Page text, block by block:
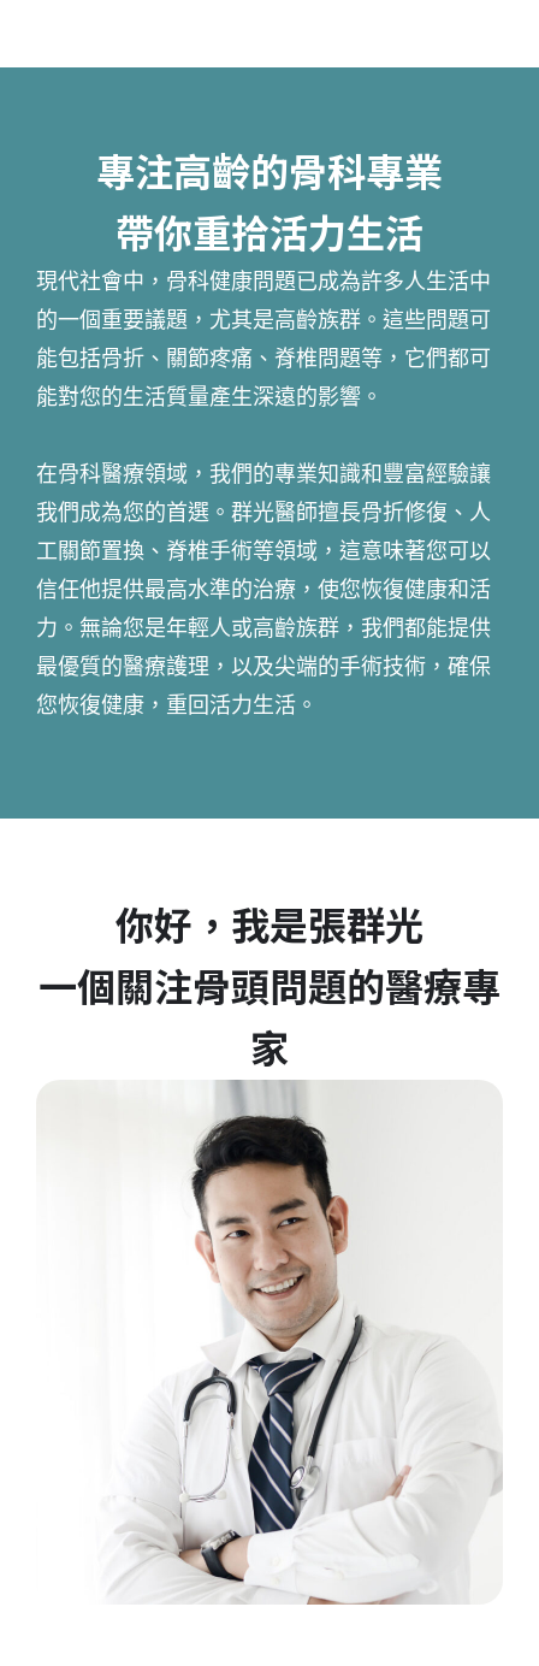
專注高齡的骨科專業
帶你重拾活力生活
現代社會中，骨科健康問題已成為許多人生活中
的一個重要議題，尤其是高齡族群。這些問題可
能包括骨折、關節疼痛、脊椎問題等，它們都可
能對您的生活質量產生深遠的影響。
在骨科醫療領域，我們的專業知識和豐富經驗讓
我們成為您的首選。群光醫師擅長骨折修復、人
工關節置換、脊椎手術等領域，這意味著您可以
信任他提供最高水準的治療，使您恢復健康和活
力。無論您是年輕人或高齡族群，我們都能提供
最優質的醫療護理，以及尖端的手術技術，確保
您恢復健康，重回活力生活。
你好，我是張群光
一個關注骨頭問題的醫療專
家